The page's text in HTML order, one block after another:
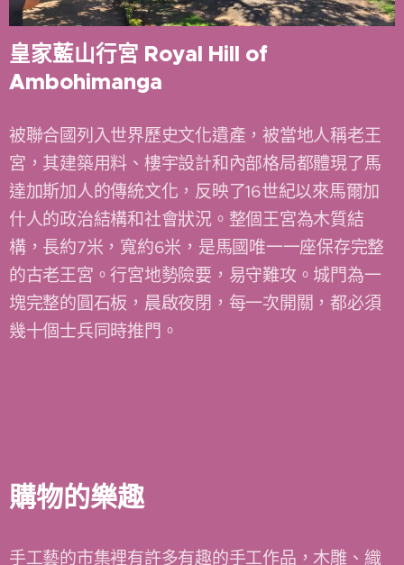
皇家藍山行宮 Royal Hill of
Ambohimanga
被聯合國列入世界歷史文化遺產，被當地人稱老王
宮，其建築用料、樓宇設計和內部格局都體現了馬
達加斯加人的傳統文化，反映了16世紀以來馬爾加
什人的政治結構和社會狀況。整個王宮為木質結
構，長約7米，寬約6米，是馬國唯一一座保存完整
的古老王宮。行宮地勢險要，易守難攻。城門為一
塊完整的圓石板，晨啟夜閉，每一次開關，都必須
幾十個士兵同時推門。
購物的樂趣
手工藝的市集裡有許多有趣的手工作品，木雕、織